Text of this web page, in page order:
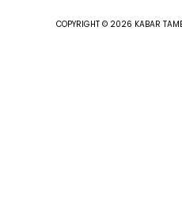
COPYRIGHT © 2026 KABAR